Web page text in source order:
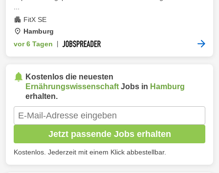
FitX SE
Hamburg
vor 6 Tagen
Kostenlos die neuesten
Ernährungswissenschaft Jobs in Hamburg
erhalten.
Jetzt passende Jobs erhalten
Kostenlos. Jederzeit mit einem Klick abbestellbar.